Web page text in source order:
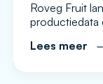
Roveg Fruit
productiedata
vraagstelling
Lees meer